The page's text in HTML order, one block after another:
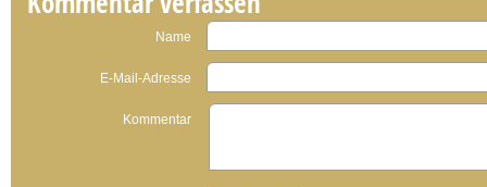
Name
E-Mail-Adresse
Kommentar